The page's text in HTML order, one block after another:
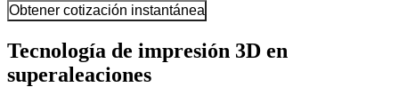
Obtener cotización instantánea
Tecnología de impresión 3D en
superaleaciones